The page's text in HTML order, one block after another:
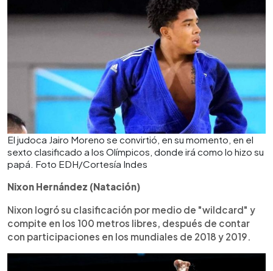
El judoca Jairo Moreno se convirtió, en su momento, en el
sexto clasificado a los Olímpicos, donde irá como lo hizo su
papá. Foto EDH/Cortesía Indes
Nixon Hernández (Natación)
Nixon logró su clasificación por medio de "wildcard" y
compite en los 100 metros libres, después de contar
con participaciones en los mundiales de 2018 y 2019.